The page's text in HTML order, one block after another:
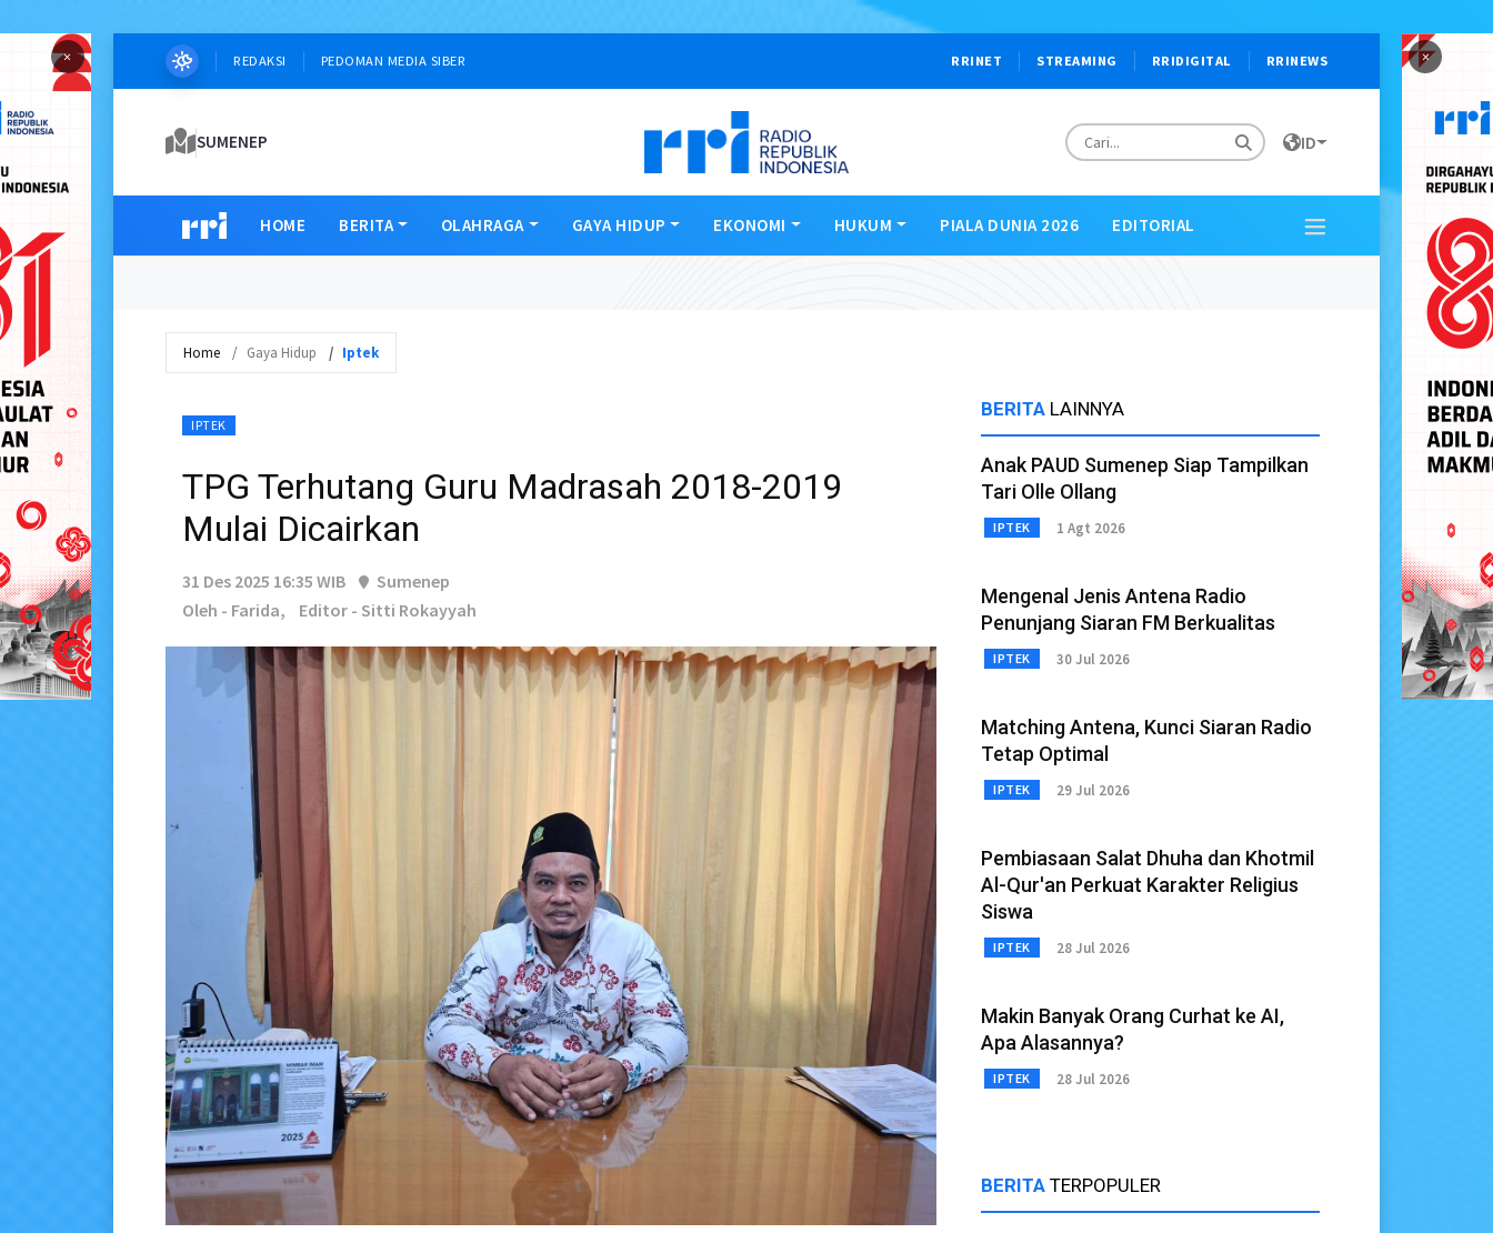
× ×
REDAKSI PEDOMAN MEDIA SIBER RRINET STREAMING RRIDIGITAL RRINEWS
SUMENEP ID
HOME BERITA OLAHRAGA GAYA HIDUP EKONOMI HUKUM PIALA DUNIA 2026 EDITORIAL
Home Gaya Hidup Iptek
IPTEK
TPG Terhutang Guru Madrasah 2018-2019
Mulai Dicairkan
31 Des 2025 16:35 WIB
Sumenep
Oleh - Farida,
Editor - Sitti Rokayyah
BERITA LAINNYA
Anak PAUD Sumenep Siap Tampilkan
Tari Olle Ollang
IPTEK 1 Agt 2026
Mengenal Jenis Antena Radio
Penunjang Siaran FM Berkualitas
IPTEK 30 Jul 2026
Matching Antena, Kunci Siaran Radio
Tetap Optimal
IPTEK 29 Jul 2026
Pembiasaan Salat Dhuha dan Khotmil
Al-Qur'an Perkuat Karakter Religius
Siswa
IPTEK 28 Jul 2026
Makin Banyak Orang Curhat ke AI,
Apa Alasannya?
IPTEK 28 Jul 2026
BERITA TERPOPULER